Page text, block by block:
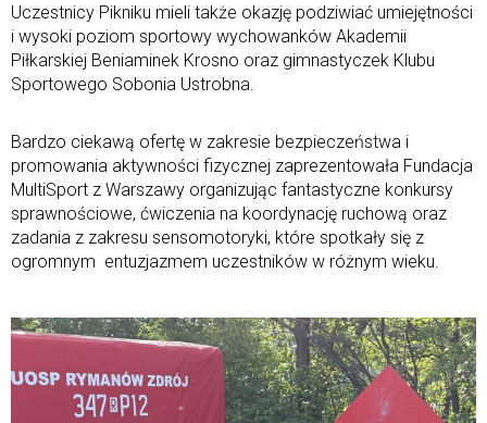
Uczestnicy Pikniku mieli także okazję podziwiać umiejętności
i wysoki poziom sportowy wychowanków Akademii
Piłkarskiej Beniaminek Krosno oraz gimnastyczek Klubu
Sportowego Sobonia Ustrobna.
Bardzo ciekawą ofertę w zakresie bezpieczeństwa i
promowania aktywności fizycznej zaprezentowała Fundacja
MultiSport z Warszawy organizując fantastyczne konkursy
sprawnościowe, ćwiczenia na koordynację ruchową oraz
zadania z zakresu sensomotoryki, które spotkały się z
ogromnym entuzjazmem uczestników w różnym wieku.